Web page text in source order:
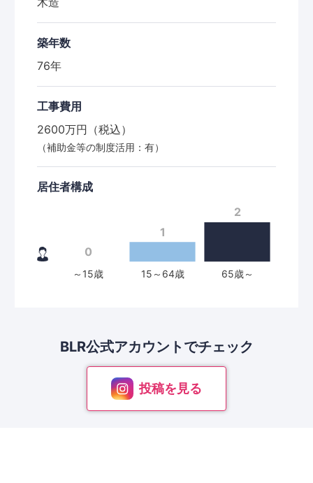
築年数
76年
工事費用
2600万円（税込）
（補助金等の制度活用：有）
居住者構成
BLR公式アカウントでチェック
投稿を見る